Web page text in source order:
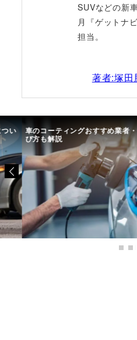
SUVなどの新
月『ゲットナ
担当。
著者:塚田
い 車のコーティングおすすめ業者
び方も解説